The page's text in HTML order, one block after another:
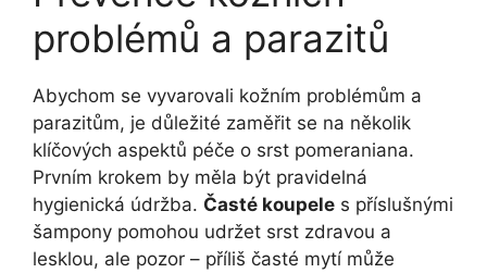
problémů a parazitů
Abychom se vyvarovali kožním problémům a
parazitům, je důležité zaměřit se na několik
klíčových aspektů péče o srst pomeraniana.
Prvním krokem by měla být pravidelná
hygienická údržba. Časté koupele s příslušnými
šampony pomohou udržet srst zdravou a
lesklou, ale pozor – příliš časté mytí může